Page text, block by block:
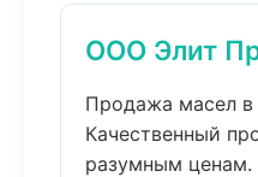
ООО Элит
Продажа масел в
Качественный
разумным ценам.